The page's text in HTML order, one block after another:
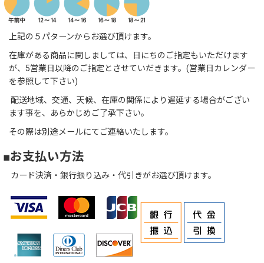
上記の５パターンからお選び頂けます。
在庫がある商品に関しましては、日にちのご指定もいただけます
が、5営業日以降のご指定とさせていだきます。(営業日カレンダー
を参照して下さい)
配送地域、交通、天候、在庫の関係により遅延する場合がござい
ます事を、あらかじめご了承下さい。
その際は別途メールにてご連絡いたします。
■お支払い方法
カード決済・銀行振り込み・代引きがお選び頂けます。